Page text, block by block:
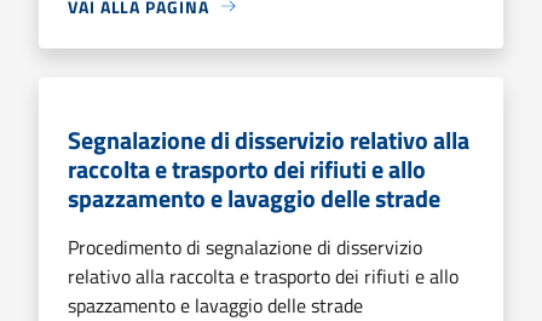
VAI ALLA PAGINA
Segnalazione di disservizio relativo alla
raccolta e trasporto dei rifiuti e allo
spazzamento e lavaggio delle strade
Procedimento di segnalazione di disservizio
relativo alla raccolta e trasporto dei rifiuti e allo
spazzamento e lavaggio delle strade